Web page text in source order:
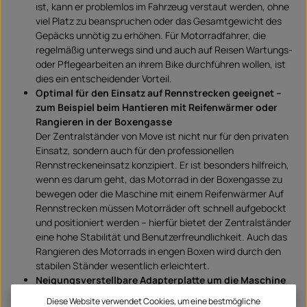
ist, kann er problemlos im Fahrzeug verstaut werden, ohne
viel Platz zu beanspruchen oder das Gesamtgewicht des
Gepäcks unnötig zu erhöhen. Für Motorradfahrer, die
regelmäßig unterwegs sind und auch auf Reisen Wartungs-
oder Pflegearbeiten an ihrem Bike durchführen wollen, ist
dies ein entscheidender Vorteil.
Optimal für den Einsatz auf Rennstrecken geeignet –
zum Beispiel beim Hantieren mit Reifenwärmer oder
Rangieren in der Boxengasse
Der Zentralständer von Move ist nicht nur für den privaten
Einsatz, sondern auch für den professionellen
Rennstreckeneinsatz konzipiert. Er ist besonders hilfreich,
wenn es darum geht, das Motorrad in der Boxengasse zu
bewegen oder die Maschine mit einem Reifenwärmer Auf
Rennstrecken müssen Motorräder oft schnell aufgebockt
und positioniert werden – hierfür bietet der Zentralständer
eine hohe Stabilität und Benutzerfreundlichkeit. Auch das
Rangieren des Motorrads in engen Boxen wird durch den
stabilen Ständer wesentlich erleichtert.
Neigungsverstellbare Adapterplatte um die Maschine
Diese Website verwendet Cookies, um eine bestmögliche